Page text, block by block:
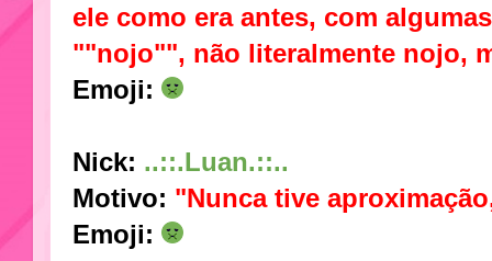
ele como era antes, com
""nojo"", não literalmente nojo,
Emoji:
Nick: ..::.Luan.::..
Motivo: "Nunca tive
Emoji: